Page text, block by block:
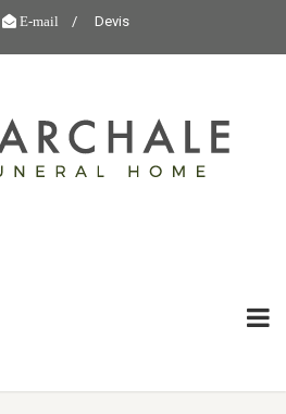
E-mail Devis